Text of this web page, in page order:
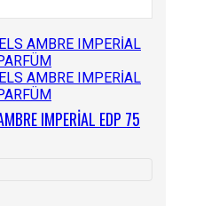
IMPERİAL EDP 75